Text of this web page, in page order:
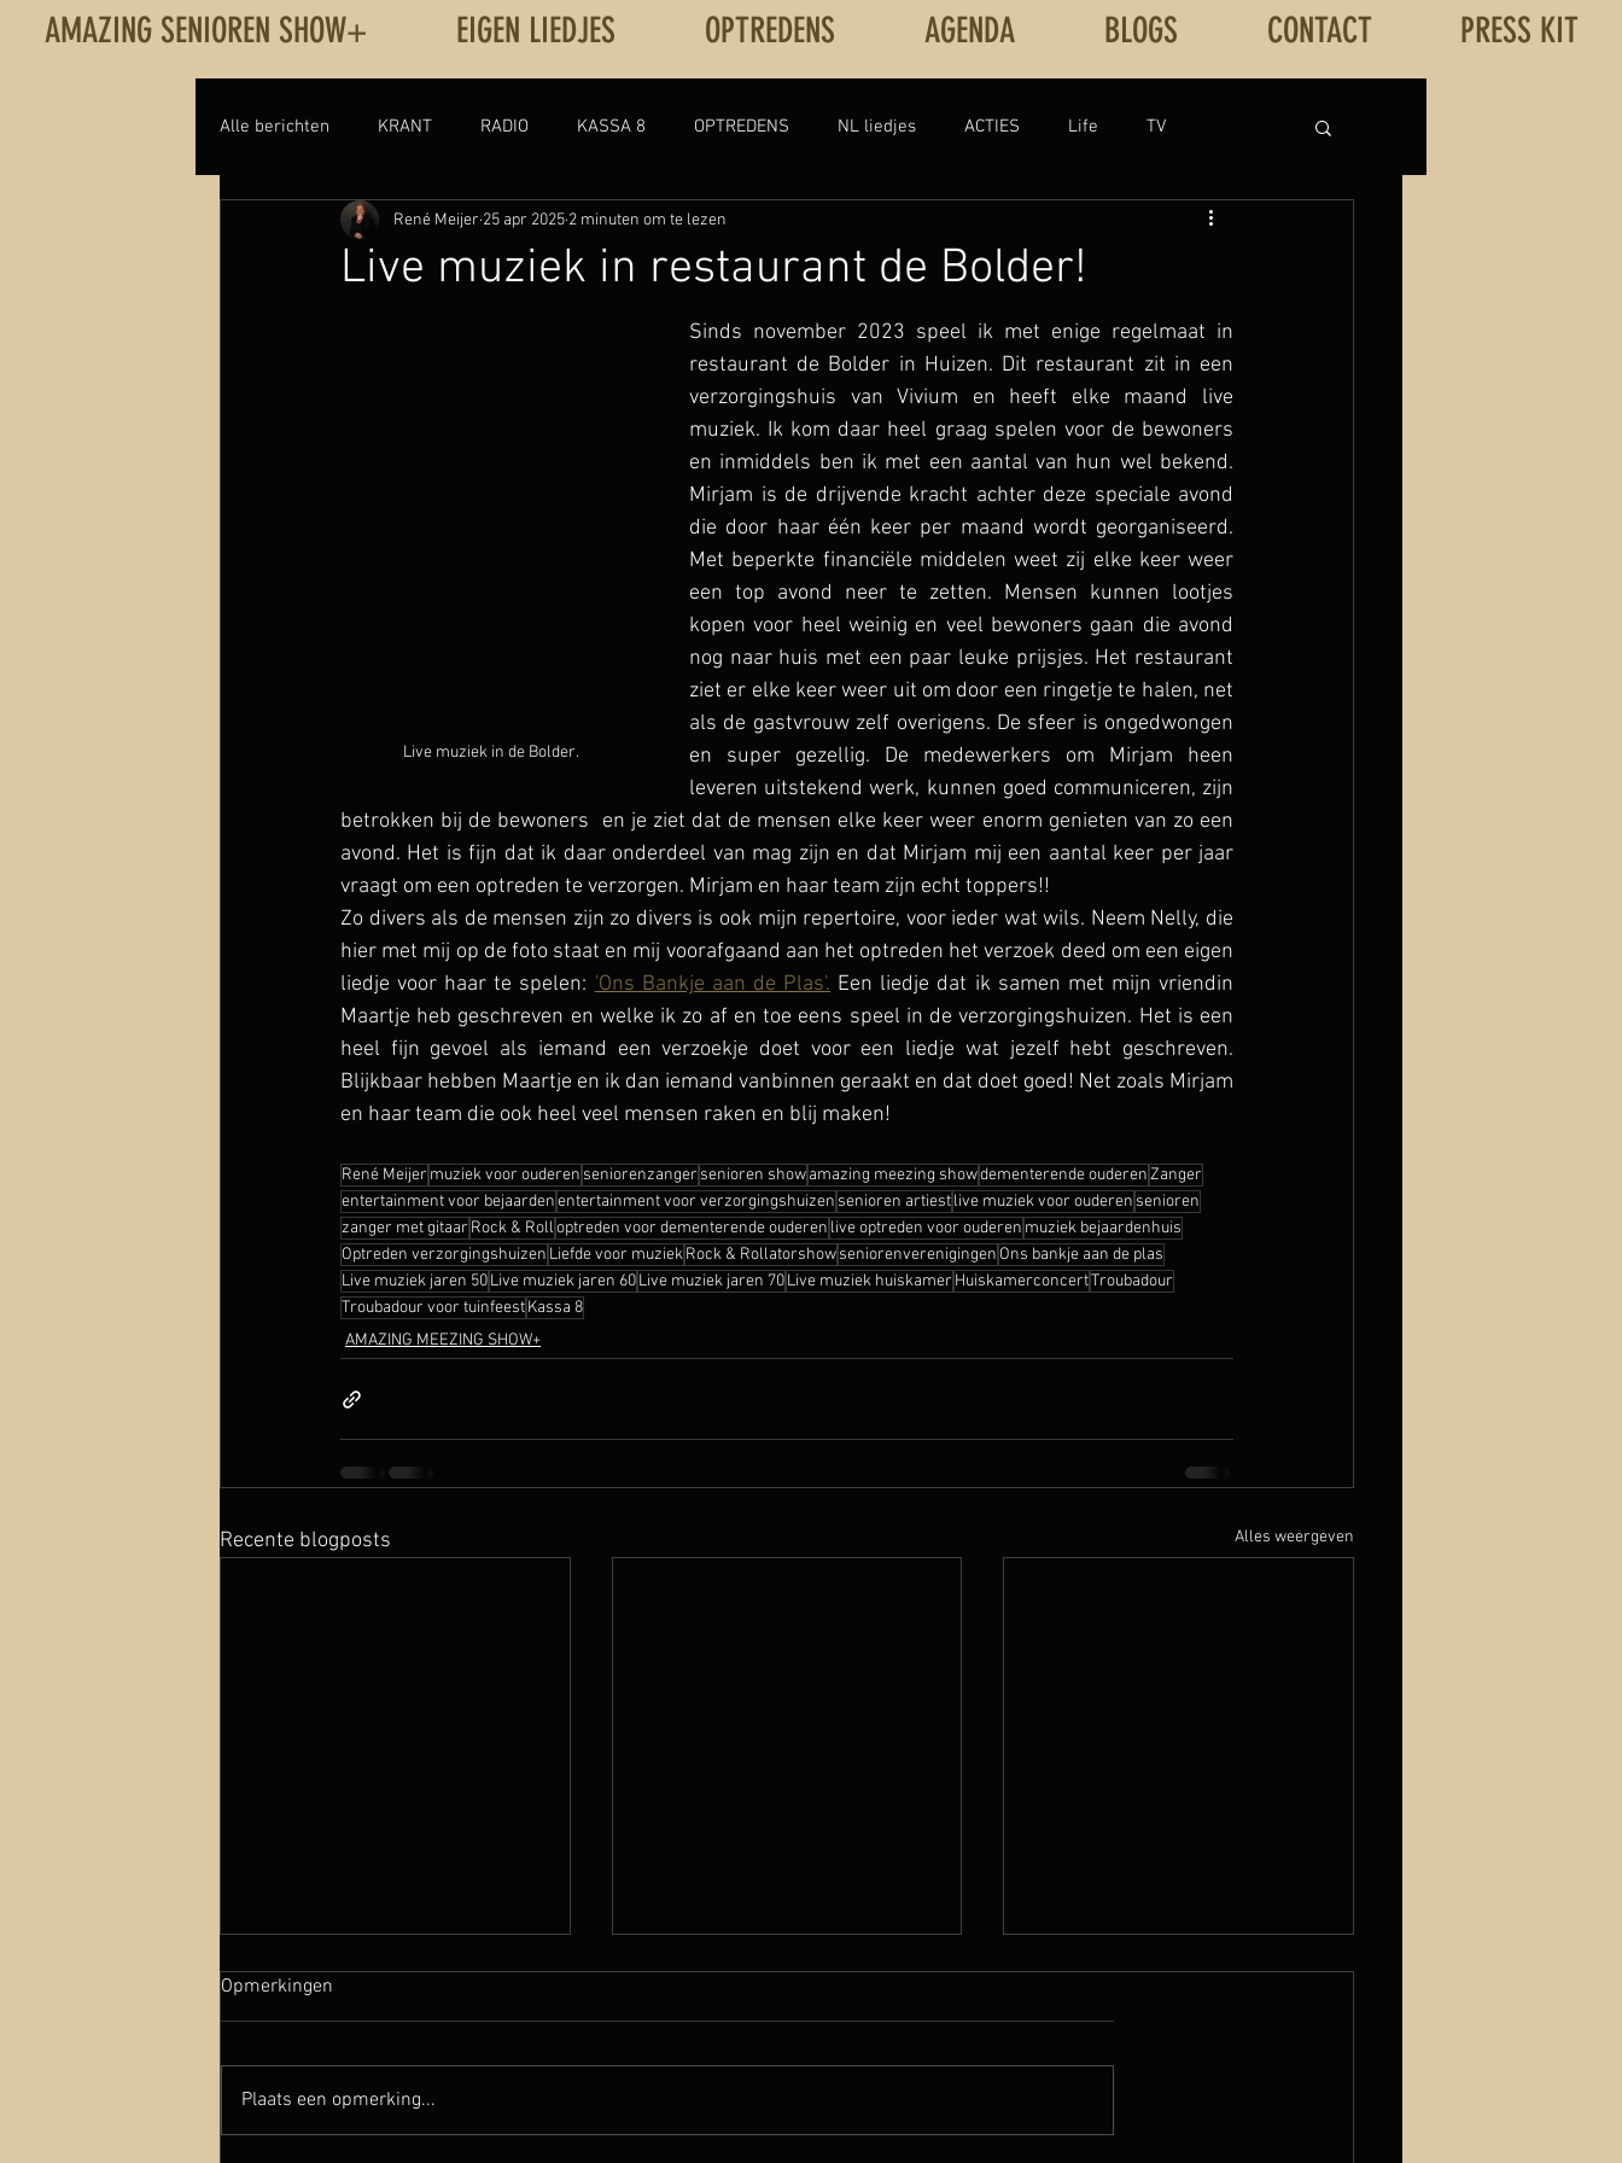
AMAZING SENIOREN SHOW+ EIGEN LIEDJES OPTREDENS AGENDA BLOGS CONTACT PRESS KIT
Alle berichten KRANT RADIO KASSA 8 OPTREDENS NL liedjes ACTIES Life TV
VOICE-OVER LIVE THE RUBIES Engelstalige liedjes PRESENTATIE/ WORKSHOP
EIGENWERK | NL AMAZING MEEZING SHOW+ KERST Post test
Live muziek in restaurant de Bolder!
René Meijer 25 apr 2025 2 minuten om te lezen
Live muziek in de Bolder.
Sinds november 2023 speel ik met enige regelmaat in
restaurant de Bolder in Huizen. Dit restaurant zit in een
verzorgingshuis van Vivium en heeft elke maand live
muziek. Ik kom daar heel graag spelen voor de bewoners
en inmiddels ben ik met een aantal van hun wel bekend.
Mirjam is de drijvende kracht achter deze speciale avond
die door haar één keer per maand wordt georganiseerd.
Met beperkte financiële middelen weet zij elke keer weer
een top avond neer te zetten. Mensen kunnen lootjes
kopen voor heel weinig en veel bewoners gaan die avond
nog naar huis met een paar leuke prijsjes. Het restaurant
ziet er elke keer weer uit om door een ringetje te halen, net
als de gastvrouw zelf overigens. De sfeer is ongedwongen
en super gezellig. De medewerkers om Mirjam heen
leveren uitstekend werk, kunnen goed communiceren, zijn
betrokken bij de bewoners  en je ziet dat de mensen elke keer weer enorm genieten van zo een
avond. Het is fijn dat ik daar onderdeel van mag zijn en dat Mirjam mij een aantal keer per jaar
vraagt om een optreden te verzorgen. Mirjam en haar team zijn echt toppers!!
Zo divers als de mensen zijn zo divers is ook mijn repertoire, voor ieder wat wils. Neem Nelly, die
hier met mij op de foto staat en mij voorafgaand aan het optreden het verzoek deed om een eigen
liedje voor haar te spelen: 'Ons Bankje aan de Plas'. Een liedje dat ik samen met mijn vriendin
Maartje heb geschreven en welke ik zo af en toe eens speel in de verzorgingshuizen. Het is een
heel fijn gevoel als iemand een verzoekje doet voor een liedje wat jezelf hebt geschreven.
Blijkbaar hebben Maartje en ik dan iemand vanbinnen geraakt en dat doet goed! Net zoals Mirjam
en haar team die ook heel veel mensen raken en blij maken!
René Meijer muziek voor ouderen seniorenzanger senioren showamazing meezing showdementerende ouderenZanger
entertainment voor bejaardenentertainment voor verzorgingshuizen senioren artiestlive muziek voor ouderen senioren
zanger met gitaar Rock & Rolloptreden voor dementerende ouderen live optreden voor ouderen muziek bejaardenhuis
Optreden verzorgingshuizen Liefde voor muziekRock & Rollatorshowseniorenverenigingen Ons bankje aan de plas
Live muziek jaren 50Live muziek jaren 60Live muziek jaren 70Live muziek huiskamer HuiskamerconcertTroubadour
Troubadour voor tuinfeestKassa 8
AMAZING MEEZING SHOW+
Recente blogposts Alles weergeven
Opmerkingen
Plaats een opmerking...